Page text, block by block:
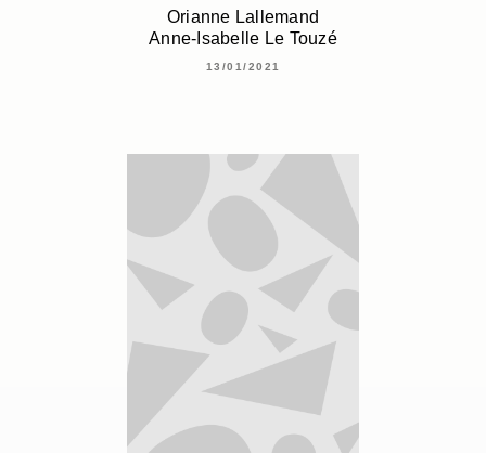
Orianne Lallemand
Anne-Isabelle Le Touzé
13/01/2021